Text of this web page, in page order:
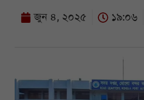
জুন ৪, ২০২৫ ১৯:০৬